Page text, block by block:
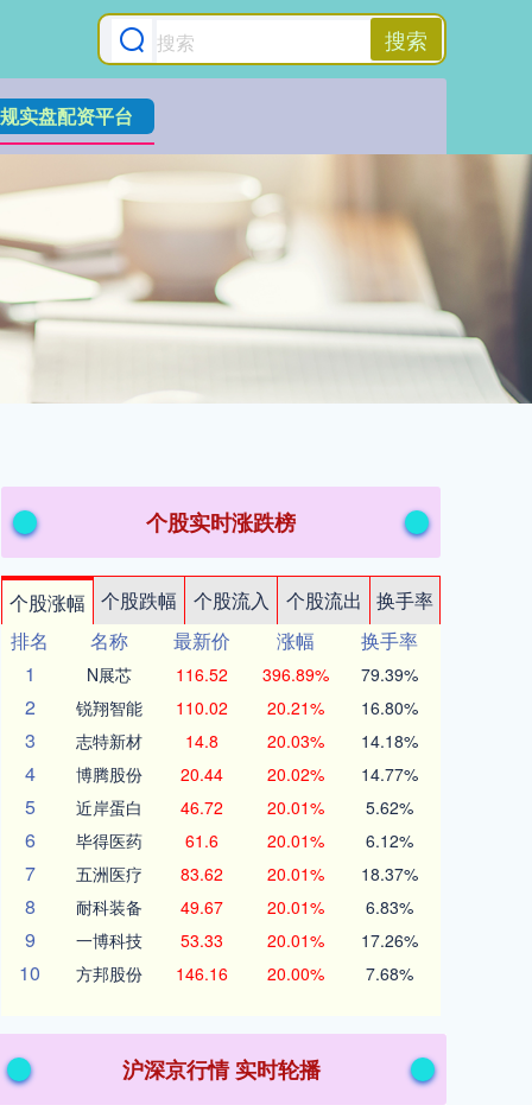
搜索
实盘配资平台
个股实时涨跌榜
个股涨幅 个股跌幅 个股流入 个股流出
换手率
排名
名称 最新价 涨幅
换手率
1
N展芯 116.52 396.89% 79.39%
2 锐翔智能 110.02 20.21% 16.80%
3 志特新材 14.8 20.03% 14.18%
4 博腾股份 20.44 20.02% 14.77%
5 近岸蛋白 46.72 20.01% 5.62%
6 毕得医药 61.6 20.01% 6.12%
7 五洲医疗 83.62 20.01% 18.37%
8 耐科装备 49.67 20.01% 6.83%
9 一博科技 53.33 20.01% 17.26%
10 方邦股份 146.16 20.00% 7.68%
沪深京行情 实时轮播